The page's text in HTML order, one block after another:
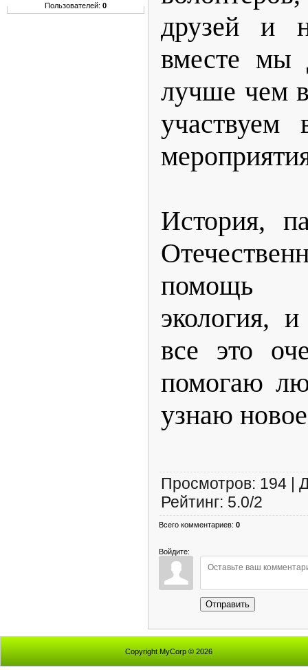
Пользователей: 0
друзей и
вместе мы
лучше чем
История,
помощь
экология,
все это
помогаю
узнаю
Просмотров: 194 |
Рейтинг: 5.0/2
Всего комментариев: 0
Войдите:
Отправить
Copyright MyCorp © 2026